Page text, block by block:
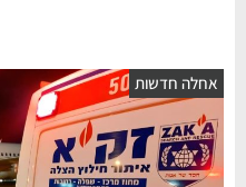
אחלה חדשות